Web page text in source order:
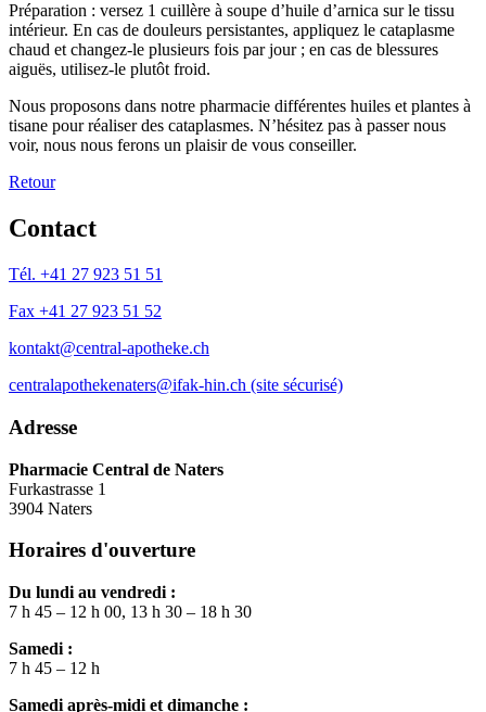
Préparation : versez 1 cuillère à soupe d’huile d’arnica sur le tissu
intérieur. En cas de douleurs persistantes, appliquez le cataplasme
chaud et changez-le plusieurs fois par jour ; en cas de blessures
aiguës, utilisez-le plutôt froid.
Nous proposons dans notre pharmacie différentes huiles et plantes à
tisane pour réaliser des cataplasmes. N’hésitez pas à passer nous
voir, nous nous ferons un plaisir de vous conseiller.
Retour
Contact
Tél. +41 27 923 51 51
Fax +41 27 923 51 52
kontakt@central-apotheke.ch
centralapothekenaters@ifak-hin.ch (site sécurisé)
Adresse
Pharmacie Central de Naters
Furkastrasse 1
3904 Naters
Horaires d'ouverture
Du lundi au vendredi :
7 h 45 – 12 h 00, 13 h 30 – 18 h 30
Samedi :
7 h 45 – 12 h
Samedi après-midi et dimanche :